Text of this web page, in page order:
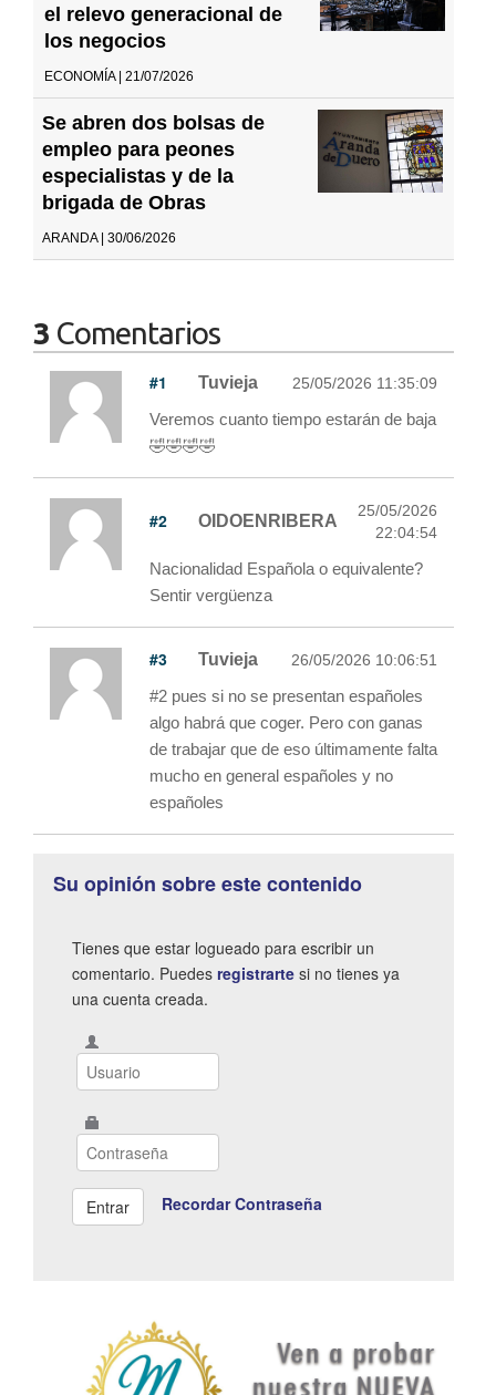
el relevo generacional de
los negocios
ECONOMÍA | 21/07/2026
Se abren dos bolsas de
empleo para peones
especialistas y de la
brigada de Obras
ARANDA | 30/06/2026
3 Comentarios
#1 Tuvieja 25/05/2026 11:35:09
Veremos cuanto tiempo estarán de baja
🤣🤣🤣🤣
#2 OIDOENRIBERA
25/05/2026
22:04:54
Nacionalidad Española o equivalente?
Sentir vergüenza
#3 Tuvieja 26/05/2026 10:06:51
#2 pues si no se presentan españoles
algo habrá que coger. Pero con ganas
de trabajar que de eso últimamente falta
mucho en general españoles y no
españoles
Su opinión sobre este contenido
Tienes que estar logueado para escribir un
comentario. Puedes registrarte si no tienes ya
una cuenta creada.
Recordar Contraseña